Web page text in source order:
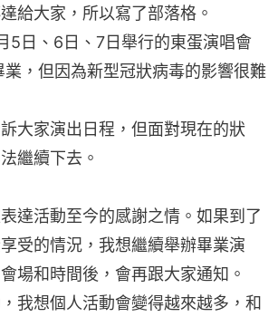
給大家，所以寫了部落格。
5日、6日、7日舉行的東蛋演唱會
，但因為新型冠狀病毒的影響很難
大家演出日程，但面對現在的狀
繼續下去。
達活動至今的感謝之情。如果到了
受的情況，我想繼續舉辦畢業演
場和時間後，會再跟大家通知。
我想個人活動會變得越來越多，和